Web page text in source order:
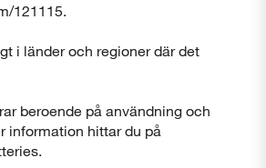
121115.
i länder och regioner där det
beroende på användning och
information hittar du på